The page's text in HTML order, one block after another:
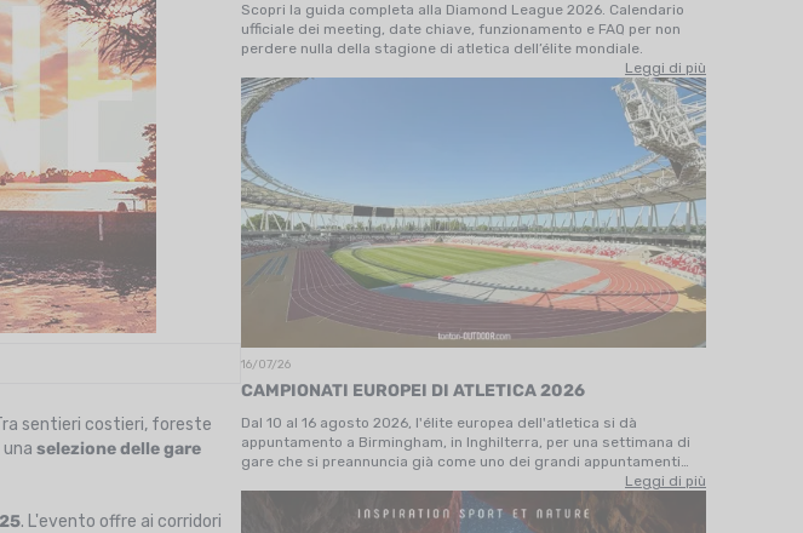
sentieri costieri, foreste
selezione delle gare
. L'evento offre ai corridori
Scopri la guida completa alla Diamond League 2026. Calendario
ufficiale dei meeting, date chiave, funzionamento e FAQ per non
perdere nulla della stagione di atletica dell’élite mondiale.
Leggi di più
16/07/26
CAMPIONATI EUROPEI DI ATLETICA 2026
Dal 10 al 16 agosto 2026, l'élite europea dell'atletica si dà
appuntamento a Birmingham, in Inghilterra, per una settimana di
gare che si preannuncia già come uno dei grandi appuntamenti
sportivi dell'estate. Dopo il ritiro della candidatura di Budapest, è
Leggi di più